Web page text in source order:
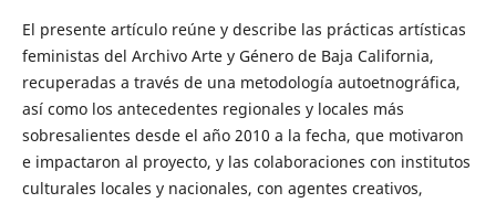
El presente artículo reúne y describe las prácticas artísticas
feministas del Archivo Arte y Género de Baja California,
recuperadas a través de una metodología autoetnográfica,
así como los antecedentes regionales y locales más
sobresalientes desde el año 2010 a la fecha, que motivaron
e impactaron al proyecto, y las colaboraciones con institutos
culturales locales y nacionales, con agentes creativos,